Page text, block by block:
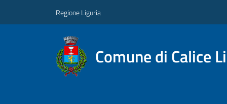
Regione Liguria
Comune di Calice